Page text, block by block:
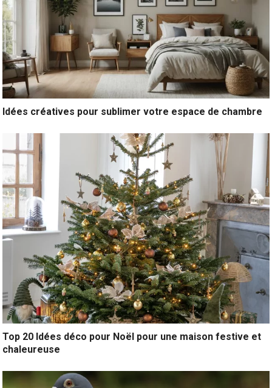
Idées créatives pour sublimer votre espace de chambre
Top 20 Idées déco pour Noël pour une maison festive et
chaleureuse